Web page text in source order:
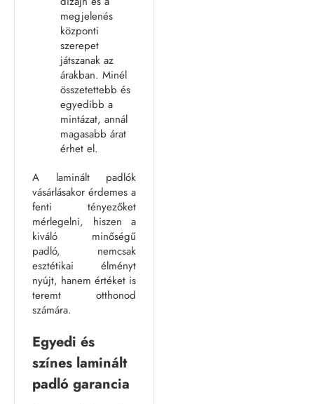
megjelenés
központi
szerepet
játszanak az
árakban. Minél
összetettebb és
egyedibb a
mintázat, annál
magasabb árat
érhet el.
A laminált padlók
vásárlásakor érdemes a
fenti tényezőket
mérlegelni, hiszen a
kiváló minőségű
padló, nemcsak
esztétikai élményt
nyújt, hanem értéket is
teremt otthonod
számára.
Egyedi és
színes laminált
padló garancia